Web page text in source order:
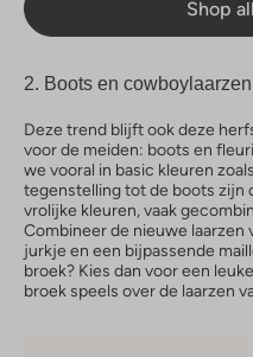
Shop
2. Boots en
Deze trend blijft ook deze
voor de meiden: boots en
we vooral in basic kleuren
tegenstelling tot de boots zijn
vrolijke kleuren, vaak
Combineer de nieuwe laarzen
jurkje en een bijpassende
broek? Kies dan voor een
broek speels over de laarzen